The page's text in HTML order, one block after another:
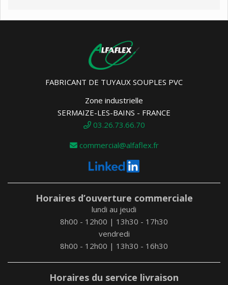
FABRICANT DE TUYAUX SOUPLES PVC
Zone industrielle
SERMAIZE-LES-BAINS - FRANCE
03.26.73.66.70
commercial@alfaflex.fr
Horaires d’ouverture commerciale
lundi au jeudi
8h00 - 12h00 | 13h30 - 17h30
vendredi
8h00 - 12h00 | 13h30 - 16h30
Horaires du service livraison